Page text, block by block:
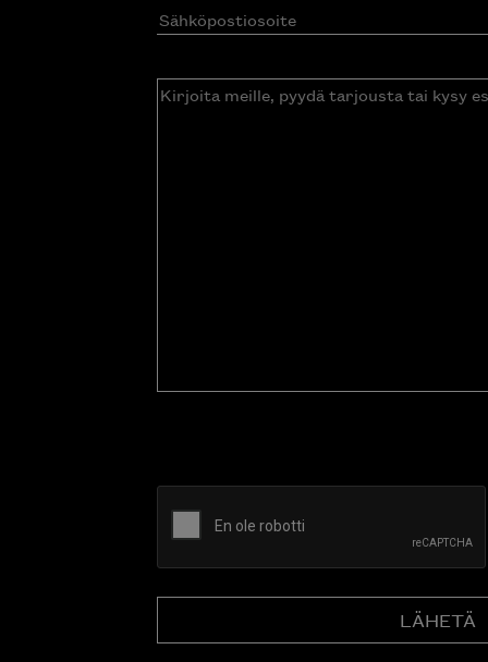
Sähköpostiosoite(Pakollinen)
Kirjoita